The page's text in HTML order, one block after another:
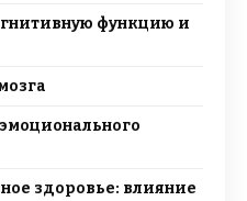
функцию и
здоровье: влияние